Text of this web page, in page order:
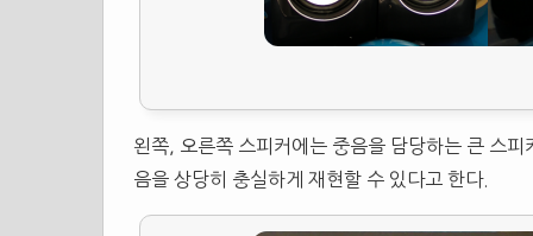
왼쪽, 오른쪽 스피커에는 중음을 담당하는 큰 스
음을 상당히 충실하게 재현할 수 있다고 한다.